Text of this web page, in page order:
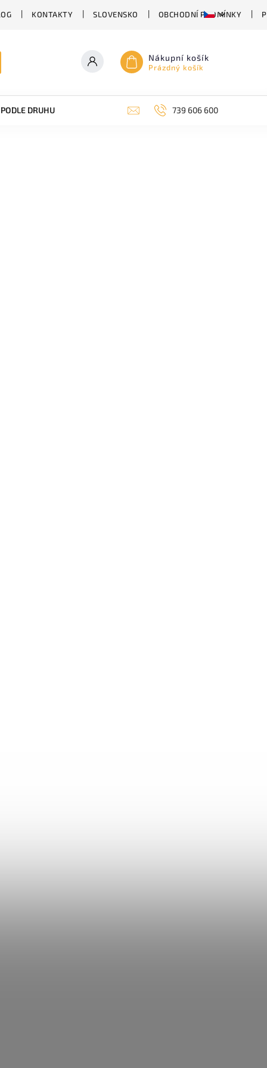
KONTAKTY SLOVENSKO OBCHODNÍ PODMÍNKY
Nákupní košík
Prázdný košík
PODLE DRUHU PIVA SUDOVÉ PIVO PIVO V PLECHU
739 606 600